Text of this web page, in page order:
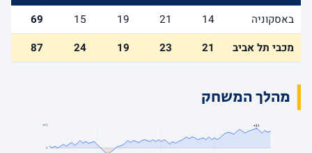
באסקוניה
14
21
19
15
69
מכבי תל אביב
21
23
19
24
87
מהלך המשחק
+25
0
+21